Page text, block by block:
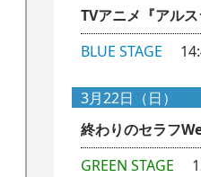
TVアニメ『アル
BLUE STAGE
3月22日（日）
終わりのセラフ
GREEN STAGE